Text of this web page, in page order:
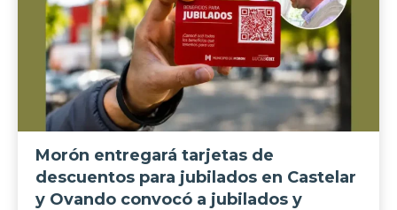
Morón entregará tarjetas de
descuentos para jubilados en Castelar
y Ovando convocó a jubilados y